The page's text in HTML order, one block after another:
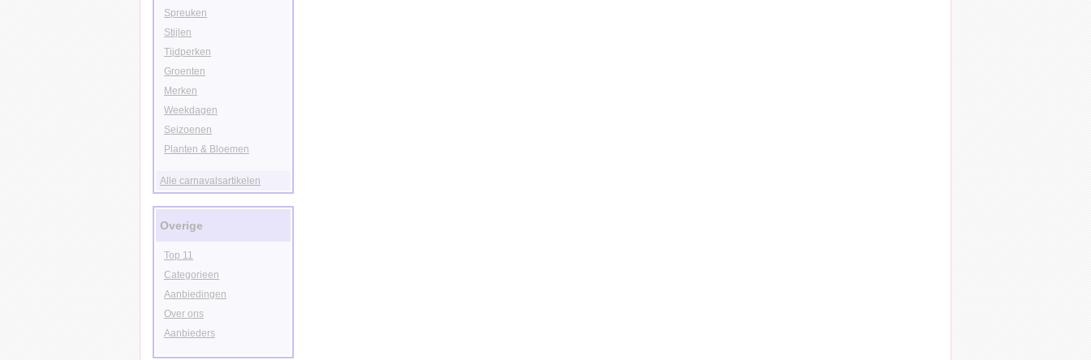
Spreuken
Stijlen
Tijdperken
Groenten
Merken
Weekdagen
Seizoenen
Planten & Bloemen
Alle carnavalsartikelen
Overige
Top 11
Categorieen
Aanbiedingen
Over ons
Aanbieders